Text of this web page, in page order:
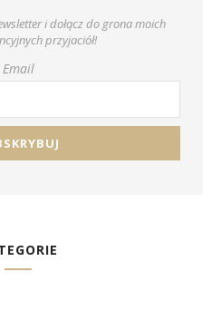
i dołącz do grona moich
przyjaciół!
Email